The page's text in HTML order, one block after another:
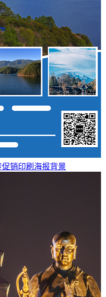
销印刷海报背景